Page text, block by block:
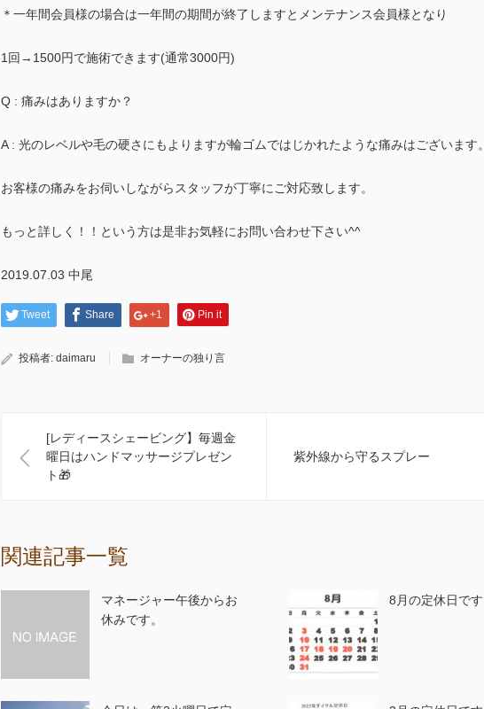
＊一年間会員様の場合は一年間の期間が終了しますとメンテナンス会員様となり
1回→1500円で施術できます(通常3000円)
Q : 痛みはありますか？
A : 光のレベルや毛の硬さにもよりますが輪ゴムではじかれたような痛みはございます。
お客様の痛みをお伺いしながらスタッフが丁寧にご対応致します。
もっと詳しく！！という方は是非お気軽にお問い合わせ下さい^^
2019.07.03 中尾
Tweet Share +1 Pin it
投稿者: daimaru オーナーの独り言
[レディースシェービング】毎週金
曜日はハンドマッサージプレゼン
ト🎁
紫外線から守るスプレー
関連記事一覧
マネージャー午後からお
休みです。
8月の定休日です